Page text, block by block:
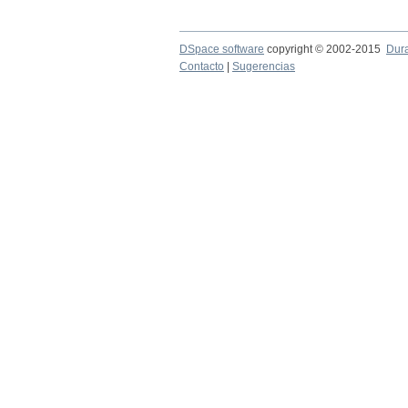
DSpace software copyright © 2002-2015
Contacto
Sugerencias